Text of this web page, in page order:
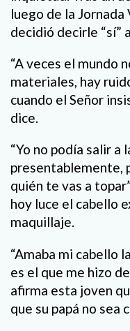
luego de la Jornada
decidió decirle “sí”
“A veces el mundo
materiales, hay
cuando el Señor
dice.
“Yo no podía salir
presentablemente,
quién te vas a
hoy luce el cabello
maquillaje.
“Amaba mi cabello
es el que me hizo
afirma esta joven
que su papá no sea